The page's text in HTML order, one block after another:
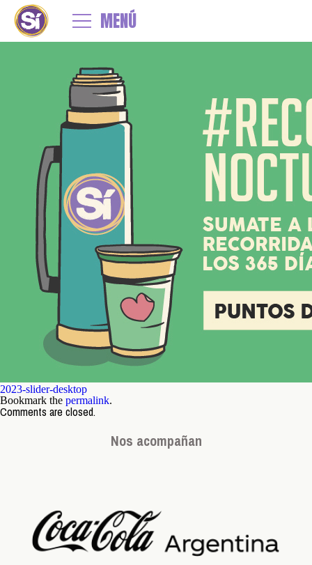
MENÚ
Recorridas 365 – 2023
2023-slider-mobile
Byadmin | Published 23 marzo, 2023
2023-slider-desktop
Bookmark the permalink.
Comments are closed.
Nos acompañan